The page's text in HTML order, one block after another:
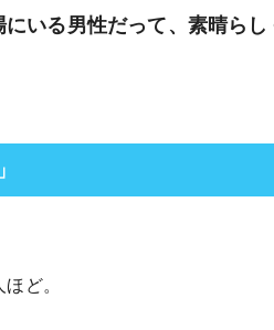
にいる男性だって、素晴ら
ど。